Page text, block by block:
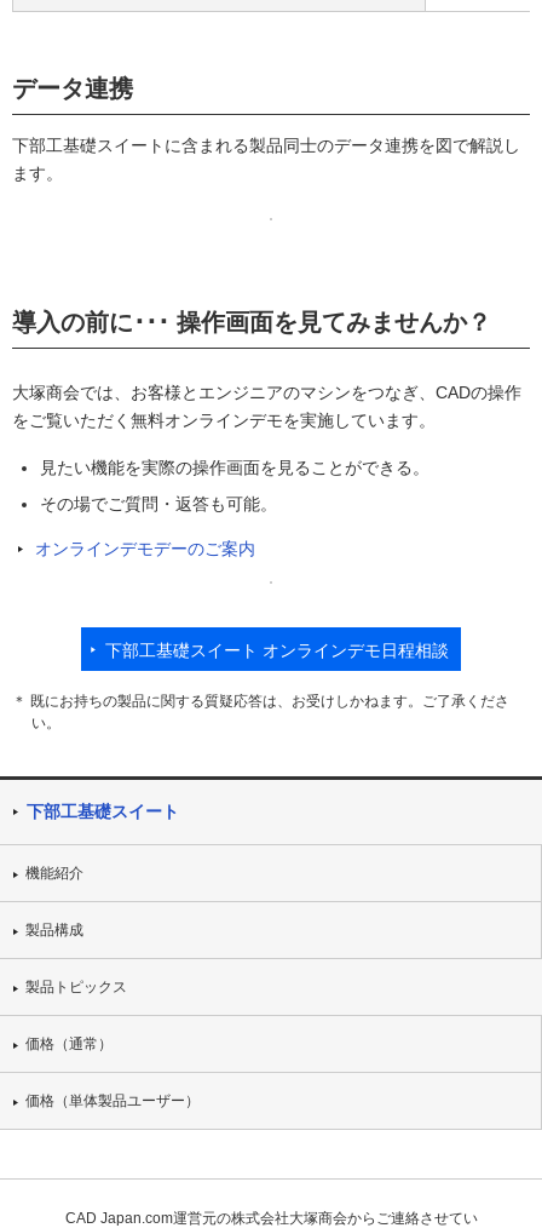
データ連携
下部工基礎スイートに含まれる製品同士のデータ連携を図で解説し
ます。
導入の前に･･･ 操作画面を見てみませんか？
大塚商会では、お客様とエンジニアのマシンをつなぎ、CADの操作
をご覧いただく無料オンラインデモを実施しています。
見たい機能を実際の操作画面を見ることができる。
その場でご質問・返答も可能。
オンラインデモデーのご案内
下部工基礎スイート オンラインデモ日程相談
＊ 既にお持ちの製品に関する質疑応答は、お受けしかねます。ご了承くださ
い。
下部工基礎スイート
機能紹介
製品構成
製品トピックス
価格（通常）
価格（単体製品ユーザー）
CAD Japan.com運営元の株式会社大塚商会からご連絡させてい